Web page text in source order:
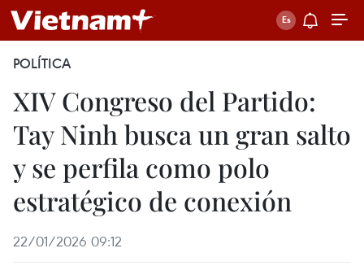
POLÍTICA
XIV Congreso del Partido:
Tay Ninh busca un gran salto
y se perfila como polo
estratégico de conexión
22/01/2026 09:12